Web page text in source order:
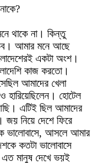
থাকে না। কিন্তু
আমার মনে আছে
একটা অংশ।
কাজ করতো।
আমাদের খেলা
হোটেল
এটিই ছিল আমাদের
নিয়ে দেশে ফিরে
ভালোবাসে, আসলে আমার
কতটা ভালোবাসে
এত মানুষ দেখে ভয়ই